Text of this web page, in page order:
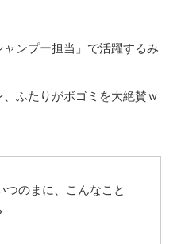
ンプー担当」で活躍するみ
ふたりがボゴミを大絶賛ｗ
つのまに、こんなこと